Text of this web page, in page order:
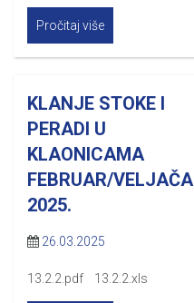
Pročitaj više
KLANJE STOKE I
PERADI U
KLAONICAMA
FEBRUAR/VELJAČA
2025.
26.03.2025
13.2.2.pdf 13.2.2.xls